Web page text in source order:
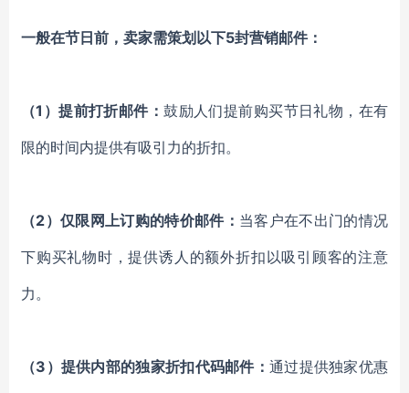
一般在节日前，卖家需策划以下5封营销邮件：
（1）提前打折邮件：鼓励人们提前购买节日礼物，在有
限的时间内提供有吸引力的折扣。
（2）仅限网上订购的特价邮件： 当客户在不出门的情况
下购买礼物时，提供诱人的额外折扣以吸引顾客的注意
力。
（3）提供内部的独家折扣代码邮件： 通过提供独家优惠